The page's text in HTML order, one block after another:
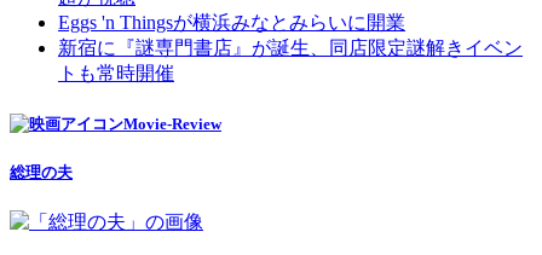
Eggs 'n Thingsが横浜みなとみらいに開業
新宿に『謎専門書店』が誕生、同店限定謎解きイベン
トも常時開催
Movie-Review
総理の夫